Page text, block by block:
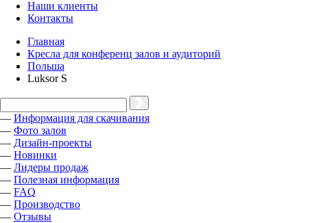
Наши клиенты
Контакты
Главная
Кресла для конференц залов и аудиторий
Польша
Luksor S
— Информация для скачивания
— Фото залов
— Дизайн-проекты
— Новинки
— Лидеры продаж
— Полезная информация
— FAQ
— Производство
— Отзывы